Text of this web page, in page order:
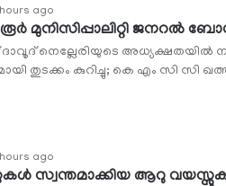
ago
മുനിസിപ്പാലിറ്റി ജനറല്‍
നെല്ലേരിയുടെ അധ്യക്ഷതയില്‍
തുടക്കം കുറിച്ചു; കെ എം സി സി
ago
സ്വന്തമാക്കിയ ആറു